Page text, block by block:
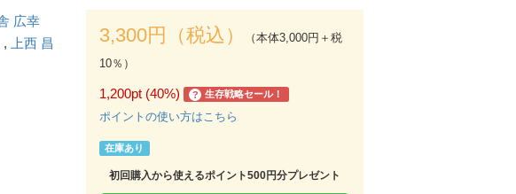
広幸
,
上西 昌
3,300円（税込）
（本体3,000円＋税
10％）
1,200pt (40%) ? 生存戦略セール！
ポイントの使い方はこちら
在庫あり
初回購入から使えるポイント500円分プレゼント